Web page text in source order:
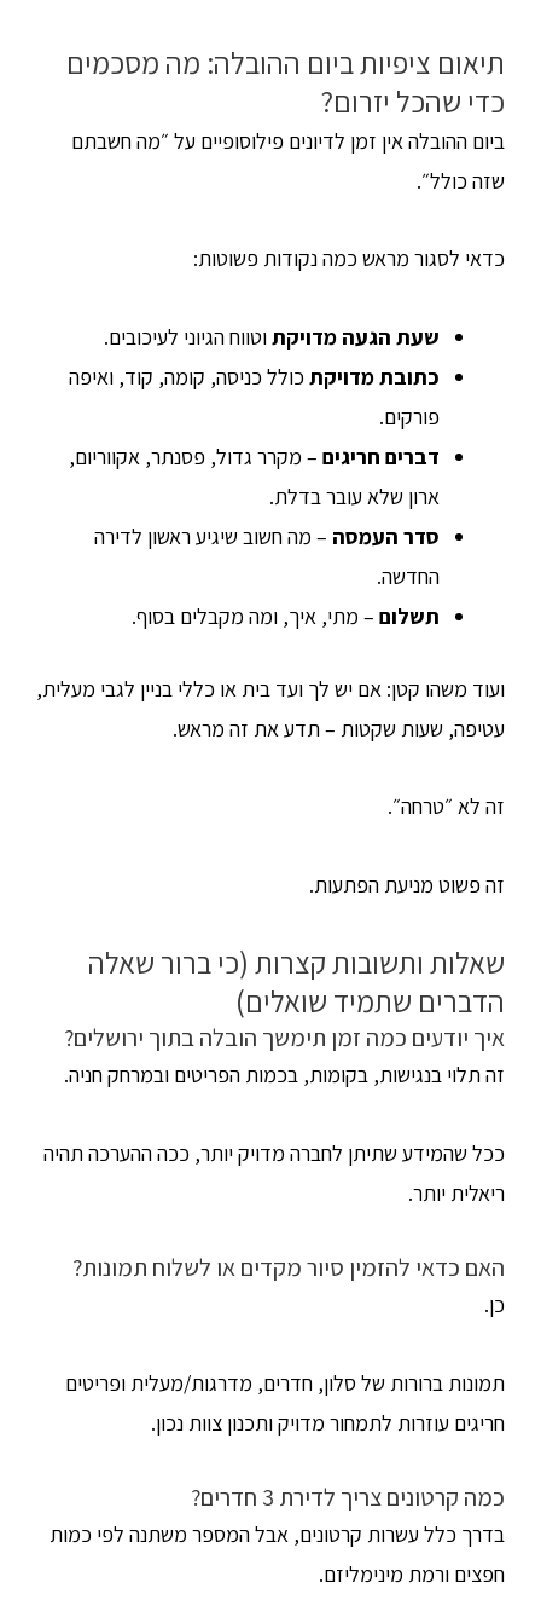
תיאום ציפיות ביום ההובלה: מה מסכמים
כדי שהכל יזרום?
ביום ההובלה אין זמן לדיונים פילוסופיים על ״מה חשבתם
שזה כולל״.
כדאי לסגור מראש כמה נקודות פשוטות:
שעת הגעה מדויקתוטווח הגיוני לעיכובים.
כתובת מדויקת כולל כניסה, קומה, קוד, ואיפה
פורקים.
דברים חריגים – מקרר גדול, פסנתר, אקווריום,
ארון שלא עובר בדלת.
סדר העמסה – מה חשוב שיגיע ראשון לדירה
החדשה.
תשלום – מתי, איך, ומה מקבלים בסוף.
ועוד משהו קטן: אם יש לך ועד בית או כללי בניין לגבי מעלית,
עטיפה, שעות שקטות – תדע את זה מראש.
זה לא ״טרחה״.
זה פשוט מניעת הפתעות.
שאלות ותשובות קצרות (כי ברור שאלה
הדברים שתמיד שואלים)
איך יודעים כמה זמן תימשך הובלה בתוך ירושלים?
זה תלוי בנגישות, בקומות, בכמות הפריטים ובמרחק חניה.
ככל שהמידע שתיתן לחברה מדויק יותר, ככה ההערכה תהיה
ריאלית יותר.
האם כדאי להזמין סיור מקדים או לשלוח תמונות?
כן.
תמונות ברורות של סלון, חדרים, מדרגות/מעלית ופריטים
חריגים עוזרות לתמחור מדויק ותכנון צוות נכון.
כמה קרטונים צריך לדירת 3 חדרים?
בדרך כלל עשרות קרטונים, אבל המספר משתנה לפי כמות
חפצים ורמת מינימליזם.